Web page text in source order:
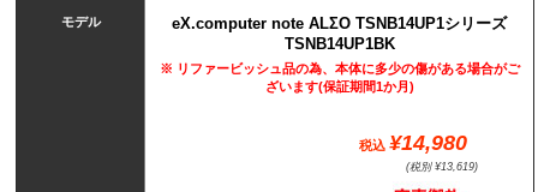
モデル
eX.computer note ALΣO TSNB14UP1シリーズ
TSNB14UP1BK
※ リファービッシュ品の為、本体に多少の傷がある場合がご
ざいます(保証期間1か月)
税込 ¥14,980
(税別 ¥13,619)